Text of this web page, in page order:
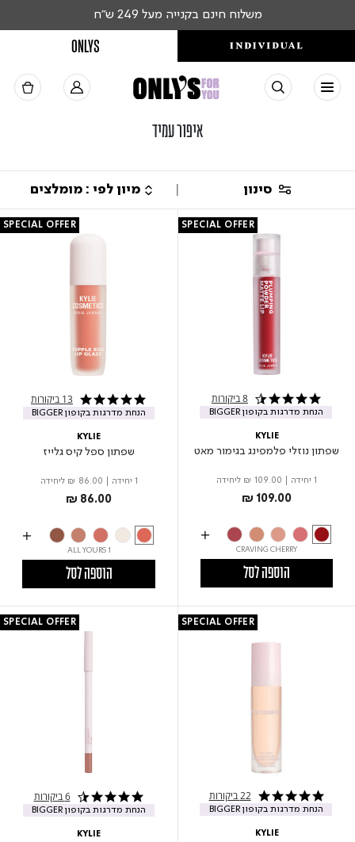
משלוח חינם בקנייה מעל 249 ש"ח
ONLYS
איפור עמיד
סינון
4.3 star rating 8 ביקורות
הנחת מדרגות בקופון BIGGER
SPECIAL OFFER
KYLIE
שפתון נוזלי פלמפינג בגימור מאט
1 יחידה ₪ 109.00 ליחידה
₪ 109.00
CRAVING CHERRY
הוספה לסל
4.9 star rating 13 ביקורות
הנחת מדרגות בקופון BIGGER
SPECIAL OFFER
KYLIE
שפתון ספל קיס גלייז
1 יחידה ₪ 86.00 ליחידה
₪ 86.00
1 ALL YOURS
הוספה לסל
5.0 star rating 22 ביקורות
הנחת מדרגות בקופון BIGGER
SPECIAL OFFER
KYLIE
4.7 star rating 6 ביקורות
הנחת מדרגות בקופון BIGGER
SPECIAL OFFER
KYLIE